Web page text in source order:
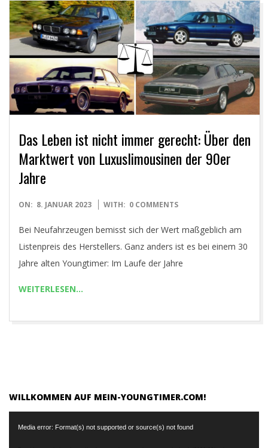
O
U
N
G
T
M
E
R
.
O
M
Das Leben ist nicht immer gerecht: Über den
Marktwert von Luxuslimousinen der 90er
Jahre
2023-
08
ON: 8. JANUAR 2023 WITH: 0 COMMENTS
Bei Neufahrzeugen bemisst sich der Wert maßgeblich am
Listenpreis des Herstellers. Ganz anders ist es bei einem 30
Jahre alten Youngtimer: Im Laufe der Jahre
WEITERLESEN…
WILLKOMMEN AUF MEIN-YOUNGTIMER.COM!
Media error: Format(s) not supported or source(s) not found